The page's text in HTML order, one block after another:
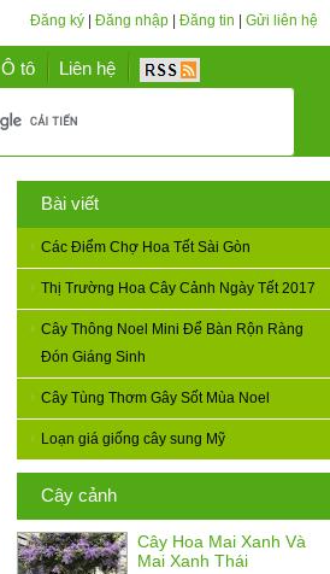
Đăng ký Đăng nhập Đăng tin Gửi liên hệ
Ô tô Liên hệ
Bài viết
Các Điểm Chợ Hoa Tết Sài Gòn
Thị Trường Hoa Cây Cảnh Ngày Tết 2017
Cây Thông Noel Mini Để Bàn Rộn Ràng
Đón Giáng Sinh
Cây Tùng Thơm Gây Sốt Mùa Noel
Loạn giá giống cây sung Mỹ
Cây cảnh
Cây Hoa Mai Xanh Và
Mai Xanh Thái